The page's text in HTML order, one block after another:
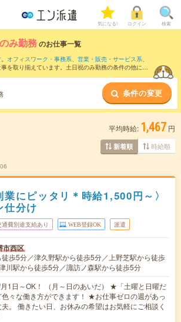
気になる! ログイン 検索
み勤務のお仕事一覧
オフィスワーク・事務系、 営業・販売・サービス系、
を取り揃えています。土日祝のみ勤務の条件の他に、
条件の変更
平均時給: 1,467 円
新着順 時給順
業にピッタリ＊時給1,500円～〉
仕分け
通費別途支給あり WEB登録OK 派遣
市西区
徒歩5分／津久野駅から徒歩5分／上野芝駅から徒歩
川駅から徒歩5分／諏訪ノ森駅から徒歩5分
1日～OK！ （月～日のあいだ） ★「土曜と日曜だ
色々な働き方ができます！ ★お仕事ゼロの週があっ
。 働きたい日、お休みの希望はお気軽にご相談く